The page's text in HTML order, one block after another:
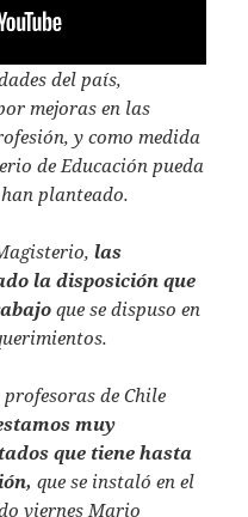
del país,
mejoras en las
y como medida
de Educación pueda
planteado.
las
la disposición que
que se dispuso en
de Chile
muy
que tiene hasta
que se instaló en el
viernes Mario